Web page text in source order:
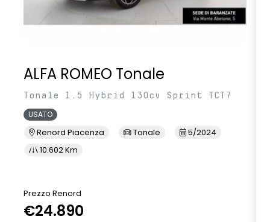
ALFA ROMEO Tonale
Tonale 1.5 Hybrid 130cv Sprint TCT7
USATO
Renord Piacenza Tonale
5/2024
10.602 Km
Prezzo Renord
€24.890